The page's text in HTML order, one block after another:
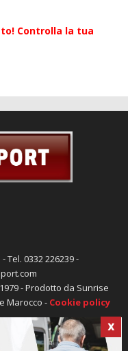
Controlla la tua
X
Tel. 0332 226239 -
- Prodotto da Sunrise
Marocco - Cookie policy
sport.com